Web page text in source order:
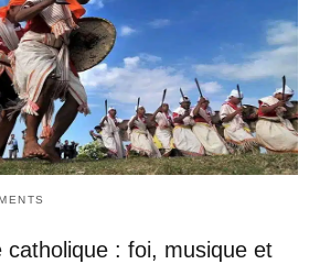
catholique : foi, musique et